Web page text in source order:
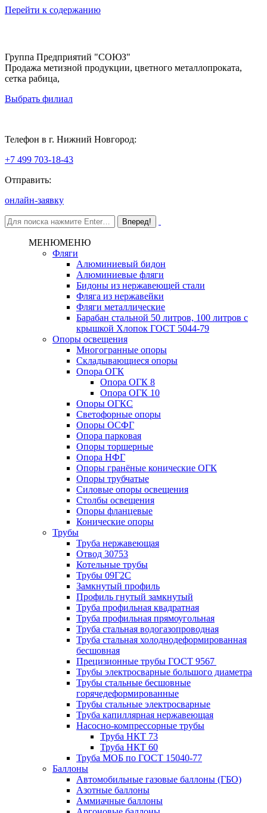
Перейти к содержанию
Группа Предприятий "СОЮЗ"
Продажа метизной продукции, цветного металлопроката,
сетка рабица,
Выбрать филиал
Телефон в г. Нижний Новгород:
+7 499 703-18-43
Отправить:
онлайн-заявку
МЕНЮМЕНЮ
Фляги
Алюминиевый бидон
Алюминиевые фляги
Бидоны из нержавеющей стали
Фляга из нержавейки
Фляги металлические
Барабан стальной 50 литров, 100 литров с
крышкой Хлопок ГОСТ 5044-79
Опоры освещения
Многогранные опоры
Складывающиеся опоры
Опора ОГК
Опора ОГК 8
Опора ОГК 10
Опоры ОГКС
Светофорные опоры
Опоры ОСФГ
Опора парковая
Опоры торшерные
Опора НФГ
Опоры гранёные конические ОГК
Опоры трубчатые
Силовые опоры освещения
Столбы освещения
Опоры фланцевые
Конические опоры
Трубы
Труба нержавеющая
Отвод 30753
Котельные трубы
Трубы 09Г2С
Замкнутый профиль
Профиль гнутый замкнутый
Труба профильная квадратная
Труба профильная прямоугольная
Труба стальная водогазопроводная
Труба стальная холоднодеформированная
бесшовная
Прецизионные трубы ГОСТ 9567
Трубы электросварные большого диаметра
Трубы стальные бесшовные
горячедеформированные
Трубы стальные электросварные
Труба капиллярная нержавеющая
Насосно-компрессорные трубы
Труба НКТ 73
Труба НКТ 60
Труба МОБ по ГОСТ 15040-77
Баллоны
Автомобильные газовые баллоны (ГБО)
Азотные баллоны
Аммиачные баллоны